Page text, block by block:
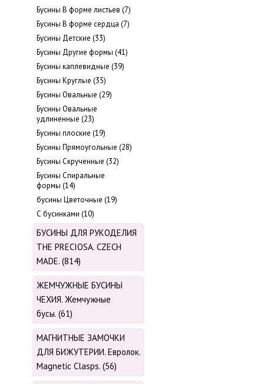
Бусины В форме листьев (7)
Бусины В форме сердца (7)
Бусины Детские (33)
Бусины Другие формы (41)
Бусины каплевидные (39)
Бусины Круглые (35)
Бусины Овальные (29)
Бусины Овальные
удлиненные (23)
Бусины плоские (19)
Бусины Прямоугольные (28)
Бусины Скрученные (32)
Бусины Спиральные
формы (14)
бусины Цветочные (19)
С бусинками (10)
БУСИНЫ ДЛЯ РУКОДЕЛИЯ
THE PRECIOSA. CZECH
MADE. (814)
ЖЕМЧУЖНЫЕ БУСИНЫ
ЧЕХИЯ. Жемчужные
бусы. (61)
МАГНИТНЫЕ ЗАМОЧКИ
ДЛЯ БИЖУТЕРИИ. Евролок.
Magnetic Сlasps. (56)